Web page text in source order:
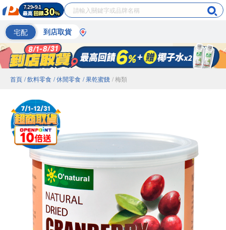
宅配 到店取貨
首頁 / 飲料零食 / 休閒零食 / 果乾蜜餞 / 梅類